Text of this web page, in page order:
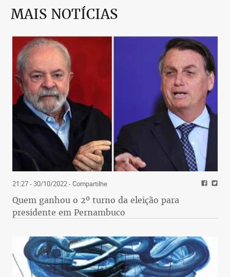
MAIS NOTÍCIAS
21:27 - 30/10/2022- Compartilhe
Quem ganhou o 2º turno da eleição para
presidente em Pernambuco